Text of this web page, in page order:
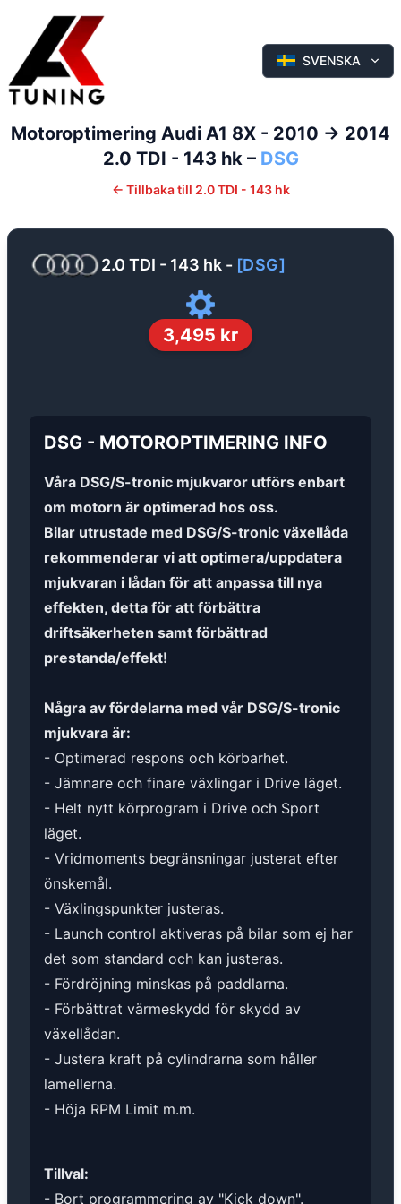
SVENSKA
Motoroptimering Audi A1 8X - 2010 -> 2014
2.0 TDI - 143 hk– DSG
← Tillbaka till 2.0 TDI - 143 hk
2.0 TDI - 143 hk - [DSG]
3,495 kr
DSG - MOTOROPTIMERING INFO
Våra DSG/S-tronic mjukvaror utförs enbart
om motorn är optimerad hos oss.
Bilar utrustade med DSG/S-tronic växellåda
rekommenderar vi att optimera/uppdatera
mjukvaran i lådan för att anpassa till nya
effekten, detta för att förbättra
driftsäkerheten samt förbättrad
prestanda/effekt!
Några av fördelarna med vår DSG/S-tronic
mjukvara är:
- Optimerad respons och körbarhet.
- Jämnare och finare växlingar i Drive läget.
- Helt nytt körprogram i Drive och Sport
läget.
- Vridmoments begränsningar justerat efter
önskemål.
- Växlingspunkter justeras.
- Launch control aktiveras på bilar som ej har
det som standard och kan justeras.
- Fördröjning minskas på paddlarna.
- Förbättrat värmeskydd för skydd av
växellådan.
- Justera kraft på cylindrarna som håller
lamellerna.
- Höja RPM Limit m.m.
Tillval:
- Bort programmering av "Kick down".